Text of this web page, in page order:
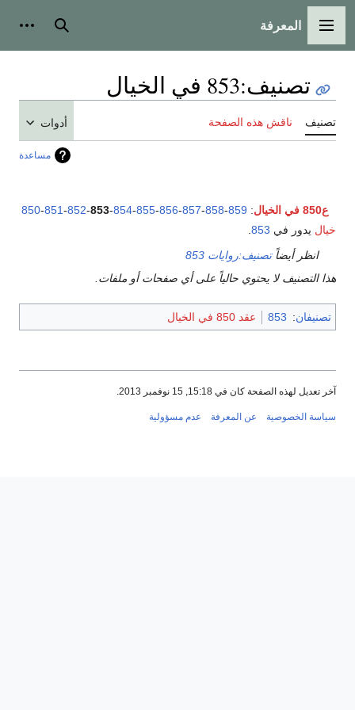
القائمة الرئيسية
المعرفة بحث
تصنيف:853 في الخيال
تصنيف ناقش هذه الصفحة أدوات
مساعدة
ع850 في الخيال :
850-851-852-853-854-855-856-857-858-859
خيال يدور في 853
انظر أيضاًتصنيف:روايات 853
هذا التصنيف لا يحتوي حالياً على أي صفحات أو ملفات.
تصنيفان:
853 عقد 850 في الخيال
آخر تعديل لهذه الصفحة كان في 15:18, 15 نوفمبر 2013.
سياسة الخصوصية عن المعرفة عدم مسؤولية